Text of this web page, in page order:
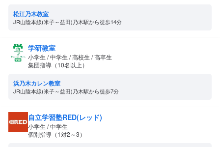
松江乃木教室
JR山陰本線(米子～益田)乃木駅から徒歩14分
学研教室
小学生 / 中学生 / 高校生 / 高卒生
集団指導（10名以上）
浜乃木カレン教室
JR山陰本線(米子～益田)乃木駅から徒歩7分
自立学習塾RED(レッド)
小学生 / 中学生
個別指導（1対2～3）